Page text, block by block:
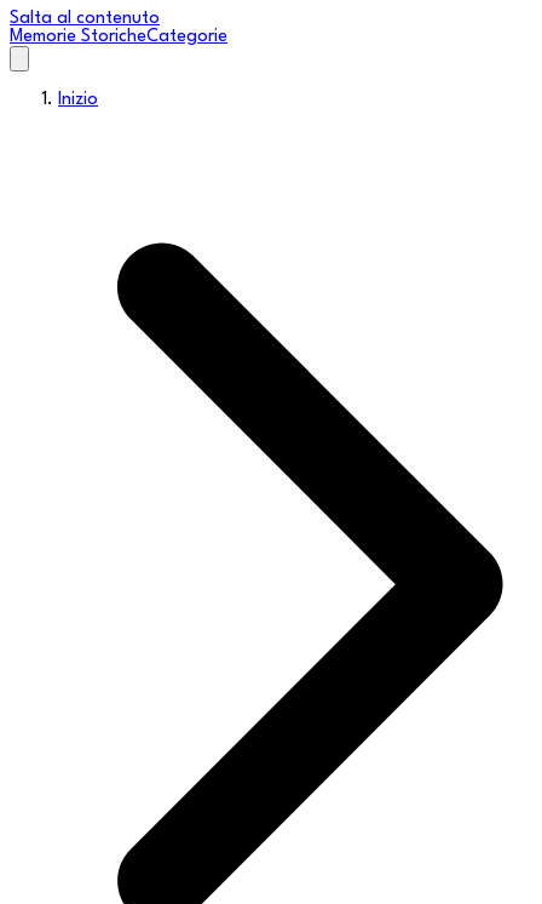
Salta al contenuto
Memorie StoricheCategorie
Inizio